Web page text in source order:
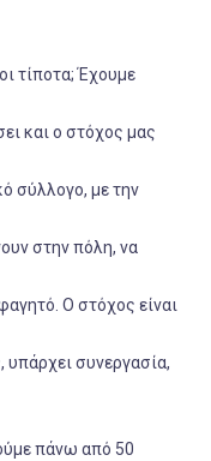
τίποτα; Έχουμε
και ο στόχος μας
σύλλογο, με την
στην πόλη, να
Ο στόχος είναι
υπάρχει συνεργασία,
πάνω από 50